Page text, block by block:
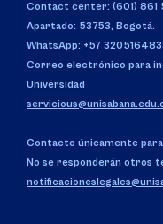
Contact center: (601) 861
Apartado: 53753, Bogotá.
WhatsApp: +57
Correo electrónico para
Universidad
Contacto únicamente
No se responderán otros